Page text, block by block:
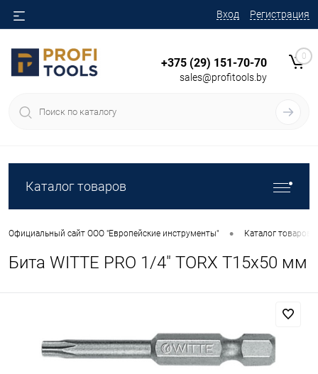
Вход Регистрация
+375 (29) 151-70-70
sales@profitools.by
0
Каталог товаров
Официальный сайт ООО "Европейские инструменты" • Каталог товаров
Бита WITTE PRO 1/4" TORX T15х50 мм